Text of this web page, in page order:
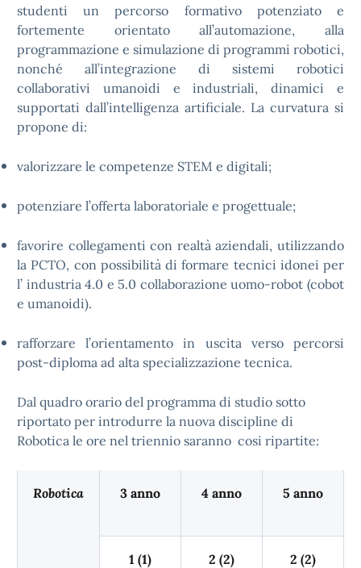
studenti un percorso formativo potenziato e
fortemente orientato all’automazione, alla
programmazione e simulazione di programmi robotici,
nonché all’integrazione di sistemi robotici
collaborativi umanoidi e industriali, dinamici e
supportati dall’intelligenza artificiale. La curvatura si
propone di:
valorizzare le competenze STEM e digitali;
potenziare l’offerta laboratoriale e progettuale;
favorire collegamenti con realtà aziendali, utilizzando
la PCTO, con possibilità di formare tecnici idonei per
l’ industria 4.0 e 5.0 collaborazione uomo-robot (cobot
e umanoidi).
rafforzare l’orientamento in uscita verso percorsi
post-diploma ad alta specializzazione tecnica.
Dal quadro orario del programma di studio sotto
riportato per introdurre la nuova discipline di
Robotica le ore nel triennio saranno cosi ripartite:
Robotica 3 anno 4 anno 5 anno
1 (1) 2 (2) 2 (2)